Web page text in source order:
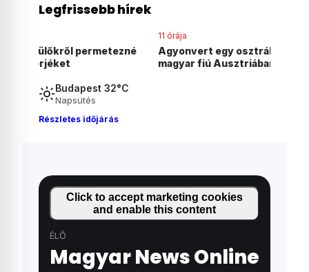
Legfrissebb hírek
Agyonvert egy osztrák férfit egy 18 éves
magyar fiú Ausztriában
Budapest 32°C
Napsütés
Részletes időjárás
Click to accept marketing cookies
and enable this content
ÉLŐ
Magyar News Online